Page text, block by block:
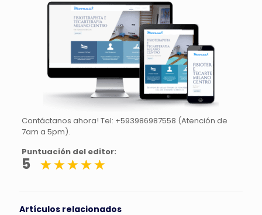
Contáctanos ahora! Tel: +593986987558 (Atención de
7am a 5pm).
Puntuación del editor:
5
Artículos relacionados